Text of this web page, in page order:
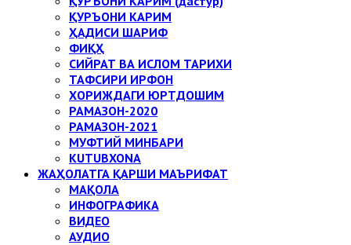
ҚУРЪОНИ КАРИМ
ҲАДИСИ ШАРИФ
ФИҚҲ
СИЙРАТ ВА ИСЛОМ ТАРИХИ
ТАФСИРИ ИРФОН
ХОРИЖДАГИ ЮРТДОШИМ
РАМАЗОН-2020
РАМАЗОН-2021
МУФТИЙ МИНБАРИ
KUTUBXONA
ЖАҲОЛАТГА ҚАРШИ МАЪРИФАТ
МАҚОЛА
ИНФОГРАФИКА
ВИДЕО
АУДИО